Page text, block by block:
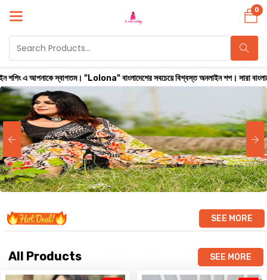
"Lolona" বাংলাদেশের সবচেয়ে বিশ্বস্ত অনলাইন শপ। সারা বাংলাদেশে ক্যাশ অন
0
SEE MORE
All Products SEE MORE